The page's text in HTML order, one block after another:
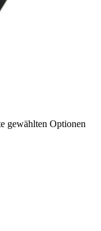
gewählten Optionen